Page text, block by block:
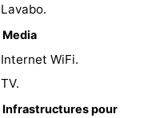
Lavabo.
Media
Internet WiFi.
TV.
Infrastructures pour